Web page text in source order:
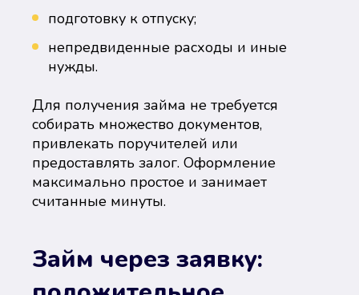
подготовку к отпуску;
непредвиденные расходы и иные
нужды.
Для получения займа не требуется
собирать множество документов,
привлекать поручителей или
предоставлять залог. Оформление
максимально простое и занимает
считанные минуты.
Займ через заявку: